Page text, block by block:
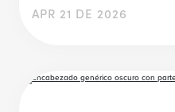
APR 21 DE 2026